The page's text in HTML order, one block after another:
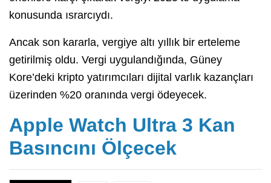
konusunda ısrarcıydı.
Ancak son kararla, vergiye altı yıllık bir erteleme
getirilmiş oldu. Vergi uygulandığında, Güney
Kore’deki kripto yatırımcıları dijital varlık kazançları
üzerinden %20 oranında vergi ödeyecek.
Apple Watch Ultra 3 Kan
Basıncını Ölçecek